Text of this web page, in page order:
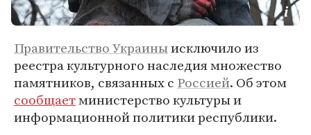
Правительство Украиныисключило из
реестра культурного наследия множество
памятников, связанных с Россией. Об этом
сообщаетминистерство культуры и
информационной политики республики.